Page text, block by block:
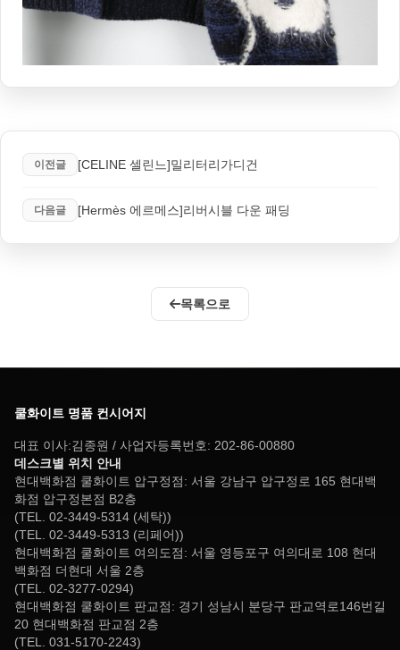
이전글 [CELINE 셀린느]밀리터리가디건
다음글 [Hermès 에르메스]리버시블 다운 패딩
목록으로
쿨화이트 명품 컨시어지
대표 이사:김종원 / 사업자등록번호: 202-86-00880
데스크별 위치 안내
현대백화점 쿨화이트 압구정점: 서울 강남구 압구정로 165 현대백
화점 압구정본점 B2층
(TEL. 02-3449-5314 (세탁))
(TEL. 02-3449-5313 (리페어))
현대백화점 쿨화이트 여의도점: 서울 영등포구 여의대로 108 현대
백화점 더현대 서울 2층
(TEL. 02-3277-0294)
현대백화점 쿨화이트 판교점: 경기 성남시 분당구 판교역로146번길
20 현대백화점 판교점 2층
(TEL. 031-5170-2243)